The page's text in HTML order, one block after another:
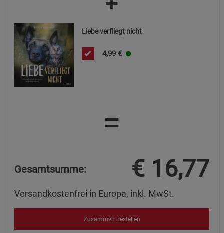
Liebe verfliegt nicht
4,99 €
=
Gesamtsumme: € 16,77
Versandkostenfrei in Europa, inkl. MwSt.
Zusammen bestellen
Datenschutzerklärung